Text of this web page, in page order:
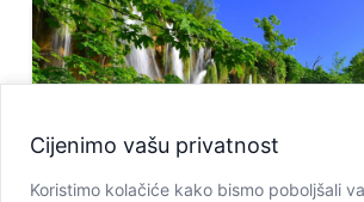
Cijenimo vašu privatnost
Koristimo kolačiće kako bismo poboljšali